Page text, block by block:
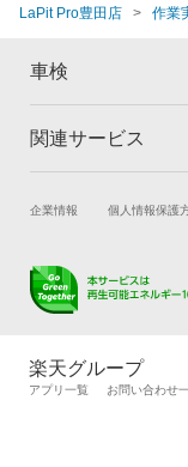
LaPit Pro豊田店
作業
車検
トップ
車検の基礎知識
関連サービス
試乗・商談
キズ修理予約
メンテナンス管理
自動車カタログ
企業情報 個人情報保護
楽天グループ
アプリ一覧 お問い合わせ